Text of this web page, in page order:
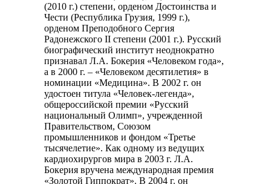
(2010 г.) степени, орденом Достоинства и
Чести (Республика Грузия, 1999 г.),
орденом Преподобного Сергия
Радонежского II степени (2001 г.). Русский
биографический институт неоднократно
признавал Л.А. Бокерия «Человеком года»,
а в 2000 г. – «Человеком десятилетия» в
номинации «Медицина». В 2002 г. он
удостоен титула «Человек-легенда»,
общероссийской премии «Русский
национальный Олимп», учрежденной
Правительством, Союзом
промышленников и фондом «Третье
тысячелетие». Как одному из ведущих
кардиохирургов мира в 2003 г. Л.А.
Бокерия вручена международная премия
«Золотой Гиппократ». В 2004 г. он